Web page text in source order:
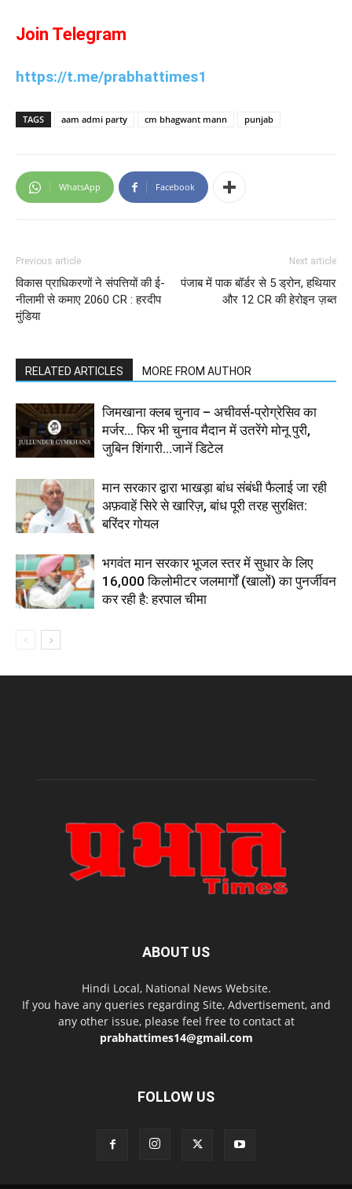
Join Telegram
https://t.me/prabhattimes1
TAGS aam admi party cm bhagwant mann punjab
WhatsApp Facebook
Previous article
विकास प्राधिकरणों ने संपत्तियों की ई-
नीलामी से कमाए 2060 CR : हरदीप
मुंडिया
Next article
पंजाब में पाक बॉर्डर से 5 ड्रोन, हथियार
और 12 CR की हेरोइन ज़ब्त
RELATED ARTICLES MORE FROM AUTHOR
जिमखाना क्लब चुनाव – अचीवर्स-प्रोग्रेसिव का
मर्जर… फिर भी चुनाव मैदान में उतरेंगे मोनू पुरी,
जुबिन शिंगारी…जानें डिटेल
मान सरकार द्वारा भाखड़ा बांध संबंधी फैलाई जा रही
अफ़वाहें सिरे से खारिज़, बांध पूरी तरह सुरक्षित:
बरिंदर गोयल
भगवंत मान सरकार भूजल स्तर में सुधार के लिए
16,000 किलोमीटर जलमार्गों (खालों) का पुनर्जीवन
कर रही है: हरपाल चीमा
ABOUT US
Hindi Local, National News Website.
If you have any queries regarding Site, Advertisement, and
any other issue, please feel free to contact at
prabhattimes14@gmail.com
FOLLOW US